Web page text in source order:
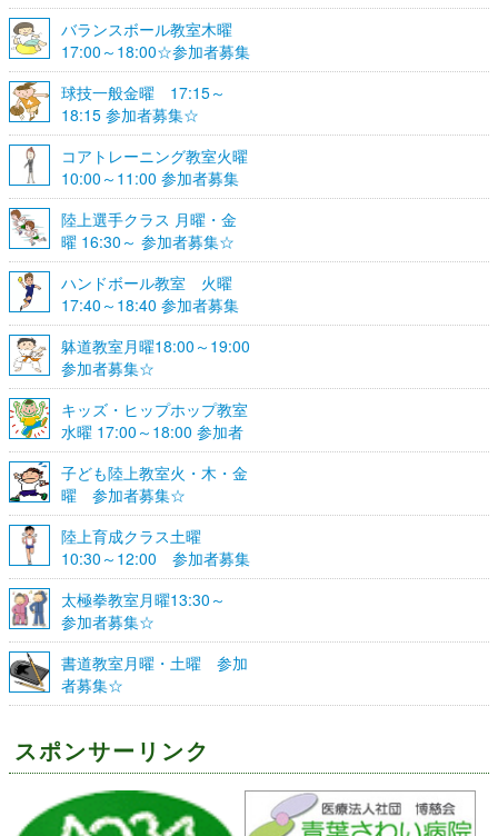
バランスボール教室木曜
17:00～18:00☆参加者募集
☆
球技一般金曜 17:15～
18:15 参加者募集☆
コアトレーニング教室火曜
10:00～11:00 参加者募集
陸上選手クラス 月曜・金
曜 16:30～ 参加者募集☆
ハンドボール教室 火曜
17:40～18:40 参加者募集
☆
躰道教室月曜18:00～19:00
参加者募集☆
キッズ・ヒップホップ教室
水曜 17:00～18:00 参加者
募集☆
子ども陸上教室火・木・金
曜 参加者募集☆
陸上育成クラス土曜
10:30～12:00 参加者募集
☆
太極拳教室月曜13:30～
参加者募集☆
書道教室月曜・土曜 参加
者募集☆
スポンサーリンク